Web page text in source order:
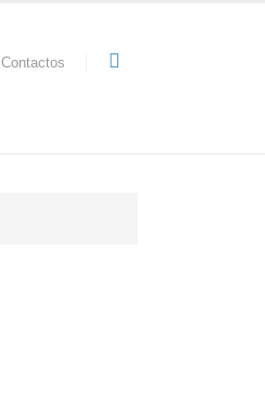
Contactos